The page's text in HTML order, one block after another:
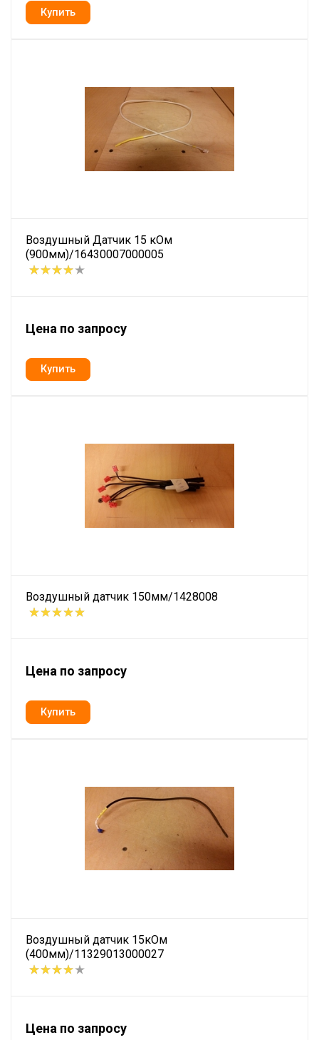
Воздушный Датчик 15 кОм
(900мм)/16430007000005
Цена по запросу
Воздушный датчик 150мм/1428008
Цена по запросу
Воздушный датчик 15кОм
(400мм)/11329013000027
Цена по запросу